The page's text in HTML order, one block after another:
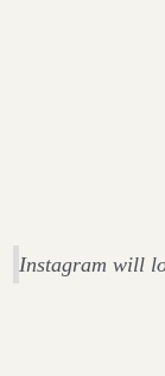
Instagram will